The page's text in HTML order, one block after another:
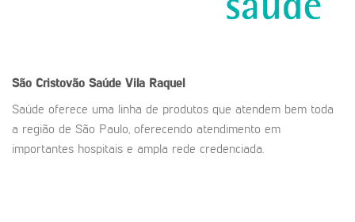
São Cristovão Saúde Vila Raquel
Saúde oferece uma linha de produtos que atendem bem toda
a região de São Paulo, oferecendo atendimento em
importantes hospitais e ampla rede credenciada.